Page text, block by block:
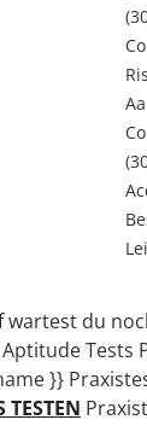
wartest du
Tests
}}
TESTEN